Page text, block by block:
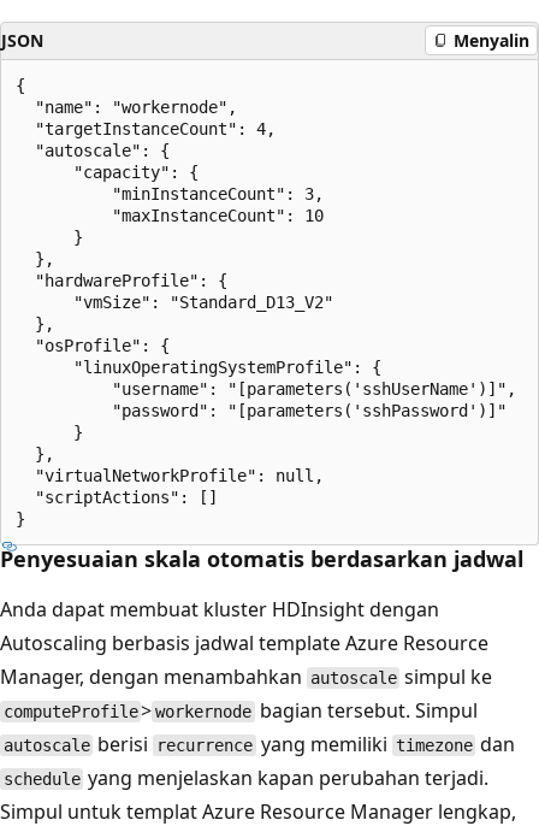
JSON Menyalin
{
  "name": "workernode",
  "targetInstanceCount": 4,
  "autoscale": {
      "capacity": {
          "minInstanceCount": 3,
          "maxInstanceCount": 10
      }
  },
  "hardwareProfile": {
      "vmSize": "Standard_D13_V2"
  },
  "osProfile": {
      "linuxOperatingSystemProfile": {
          "username": "[parameters('sshUserName')]",
          "password": "[parameters('sshPassword')]"
      }
  },
  "virtualNetworkProfile": null,
  "scriptActions": []
Penyesuaian skala otomatis berdasarkan jadwal
Anda dapat membuat kluster HDInsight dengan
Autoscaling berbasis jadwal template Azure Resource
Manager, dengan menambahkan autoscale simpul ke
computeProfile>workernode bagian tersebut. Simpul
autoscale berisi recurrence yang memiliki timezone dan
schedule yang menjelaskan kapan perubahan terjadi.
Simpul untuk templat Azure Resource Manager lengkap,